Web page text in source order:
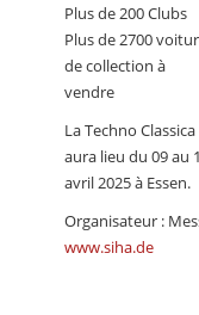
VIDEO
ANNUAIRES
PETITES
Plus de 200 Clubs
Plus de 2700
de collection à
vendre
La Techno Classica
aura lieu du 09 au
avril 2025 à Essen.
Organisateur :
www.siha.de